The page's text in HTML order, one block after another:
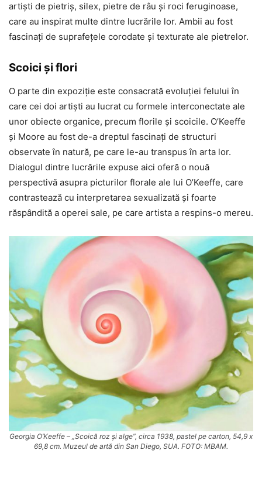
artiști de pietriș, silex, pietre de râu și roci feruginoase,
care au inspirat multe dintre lucrările lor. Ambii au fost
fascinați de suprafețele corodate și texturate ale pietrelor.
Scoici și flori
O parte din expoziție este consacrată evoluției felului în
care cei doi artiști au lucrat cu formele interconectate ale
unor obiecte organice, precum florile și scoicile. O’Keeffe
și Moore au fost de-a dreptul fascinați de structuri
observate în natură, pe care le-au transpus în arta lor.
Dialogul dintre lucrările expuse aici oferă o nouă
perspectivă asupra picturilor florale ale lui O’Keeffe, care
contrastează cu interpretarea sexualizată și foarte
răspândită a operei sale, pe care artista a respins-o mereu.
Georgia O’Keeffe – „Scoică roz și alge”, circa 1938, pastel pe carton, 54,9 x
69,8 cm. Muzeul de artă din San Diego, SUA. FOTO: MBAM.